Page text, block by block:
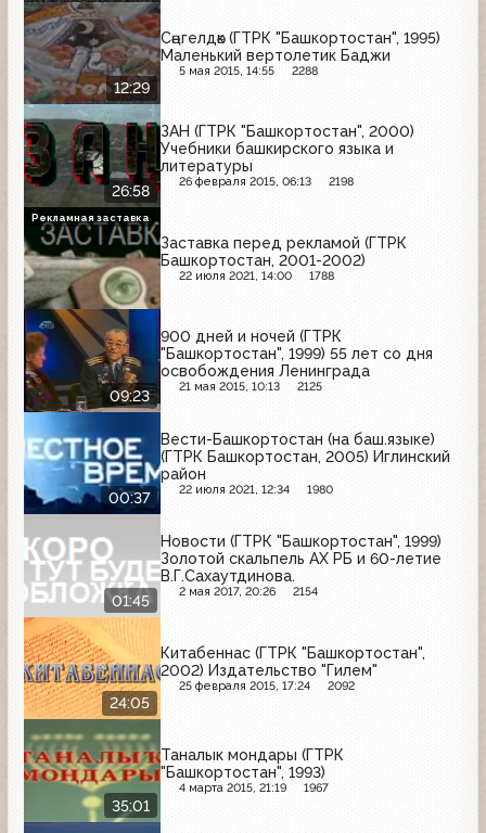
12:29
Сәңгелдәк (ГТРК "Башкортостан", 1995)
Маленький вертолетик Баджи
5 мая 2015, 14:55 2288
26:58
ЗАН (ГТРК "Башкортостан", 2000)
Учебники башкирского языка и
литературы
26 февраля 2015, 06:13 2198
Заставка перед рекламой (ГТРК
Башкортостан, 2001-2002)
22 июля 2021, 14:00 1788
Рекламная заставка
09:23
900 дней и ночей (ГТРК
"Башкортостан", 1999) 55 лет со дня
освобождения Ленинграда
21 мая 2015, 10:13 2125
00:37
Вести-Башкортостан (на баш.языке)
(ГТРК Башкортостан, 2005) Иглинский
район
22 июля 2021, 12:34 1980
01:45
Новости (ГТРК "Башкортостан", 1999)
Золотой скальпель АХ РБ и 60-летие
В.Г.Сахаутдинова.
2 мая 2017, 20:26 2154
24:05
Китабеннас (ГТРК "Башкортостан",
2002) Издательство "Гилем"
25 февраля 2015, 17:24 2092
35:01
Таналык мондары (ГТРК
"Башкортостан", 1993)
4 марта 2015, 21:19 1967